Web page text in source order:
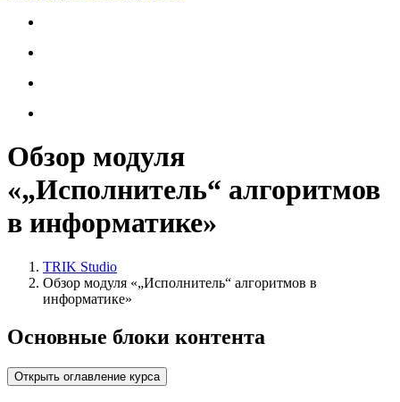
Обзор модуля
«„Исполнитель“ алгоритмов
в информатике»
TRIK Studio
Обзор модуля «„Исполнитель“ алгоритмов в
информатике»
Основные блоки контента
Открыть оглавление курса